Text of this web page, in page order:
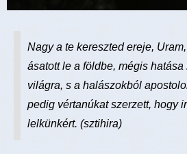
Nagy a te kereszted ereje,
ásatott le a földbe, mégis
világra, s a halászokból
pedig vértanúkat szerzett, hogy
lelkünkért. (sztihira)